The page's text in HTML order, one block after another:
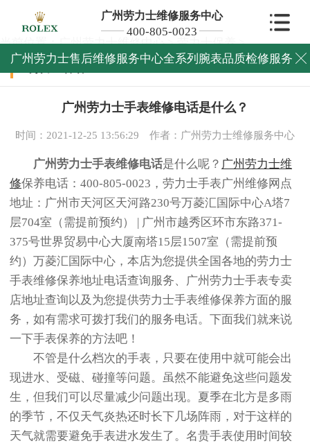
广州劳力士维修服务中心
400-805-0023
广州劳力士售后维修服务中心全系列腕表品质检修服务 
当前位置：广州劳力士维修中心>劳力士保养>
劳力士保养
广州劳力士手表维修电话是什么？
时间：2021-12-25 13:56:29 作者：广州劳力士维修服务中心
广州劳力士手表维修电话是什么呢？ 广州劳力士维
修保养电话：400-805-0023，劳力士手表广州维修网点
地址：广州市天河区天河路230号万菱汇国际中心A塔7
层704室（需提前预约） | 广州市越秀区环市东路371-
375号世界贸易中心大厦南塔15层1507室（需提前预
约）万菱汇国际中心，本店为您提供全国各地的劳力士
手表维修保养地址电话查询服务、广州劳力士手表专卖
店地址查询以及为您提供劳力士手表维修保养方面的服
务，如有需求可拨打我们的服务电话。下面我们就来说
一下手表保养的方法吧！
不管是什么档次的手表，只要在使用中就可能会出
现进水、受磁、碰撞等问题。虽然不能避免这些问题发
生，但我们可以尽量减少问题出现。夏季在北方是多雨
的季节，不仅天气炎热还时长下几场阵雨，对于这样的
天气就需要避免手表进水发生了。名贵手表使用时间较